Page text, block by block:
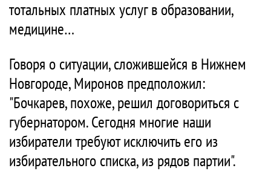
тотальных платных услуг в образовании,
медицине…
Говоря о ситуации, сложившейся в Нижнем
Новгороде, Миронов предположил:
"Бочкарев, похоже, решил договориться с
губернатором. Сегодня многие наши
избиратели требуют исключить его из
избирательного списка, из рядов партии".